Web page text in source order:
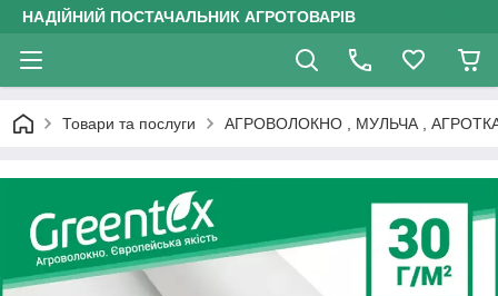
НАДІЙНИЙ ПОСТАЧАЛЬНИК АГРОТОВАРІВ
Товари та послуги АГРОВОЛОКНО , МУЛЬЧА ,